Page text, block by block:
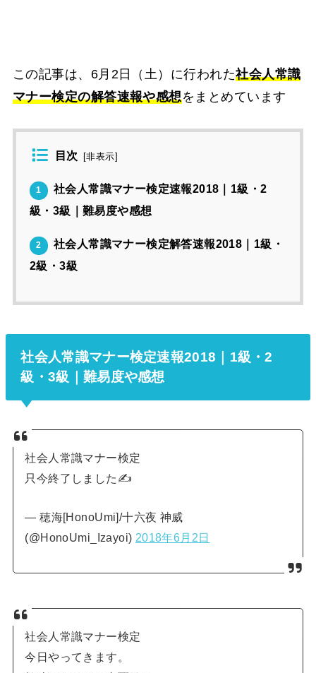
この記事は、6月2日（土）に行われた社会人常識
マナー検定の解答速報や感想をまとめています
目次 [非表示]
1
社会人常識マナー検定速報2018｜1級・2
級・3級｜難易度や感想
2
社会人常識マナー検定解答速報2018｜1級・
2級・3級
社会人常識マナー検定速報2018｜1級・2
級・3級｜難易度や感想
社会人常識マナー検定
只今終了しました✍
— 穂海[HonoUmi]/十六夜 神威
(@HonoUmi_Izayoi) 2018年6月2日
社会人常識マナー検定
今日やってきます。